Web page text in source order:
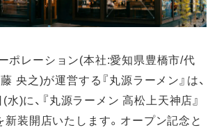
ポレーション(本社:愛知県豊橋市/代
央之)が運営する『丸源ラーメン』は、
)に、『丸源ラーメン 高松上天神店』
装開店いたします。オープン記念と